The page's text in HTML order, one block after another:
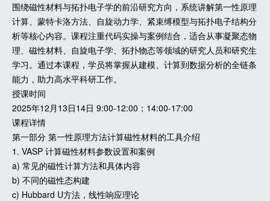
围绕磁性材料与拓扑电子学的前沿研究方向，系统讲解第一性原理
计算、蒙特卡洛方法、自旋动力学、紧束缚模型与拓扑电子结构分
析等核心内容。课程注重代码实操与案例结合，适合从事凝聚态物
理、磁性材料、自旋电子学、拓扑物态等领域的研究人员和研究生
学习。通过本课程，学员将掌握从建模、计算到数据分析的全链条
能力，助力高水平科研工作。
授课时间
2025年12月13日14日 9:00-12:00；14:00-17:00
课程详情
第一部分 第一性原理方法计算磁性材料的工具介绍
1. VASP 计算磁性材料参数设置和案例
a) 常见的磁性计算方法和具体内容
b) 不同的磁性态构建
c) Hubbard U方法，线性响应理论